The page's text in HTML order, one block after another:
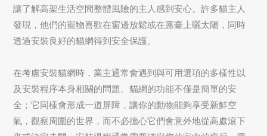
讓了解高架生活空間整體風險的主人感到安心。許多貓主人
發現，他們的寵物喜歡在窗邊放鬆或在露臺上曬太陽，同時
透過安裝良好的貓網得到安全保護。
在考慮安裝貓網時，業主通常會遇到與可用選項的多樣性以
及安裝程序本身相關的問題。貓網的功能不僅是簡單的安
全；它同樣會形成一道屏障，讓你的動物能夠享受新鮮空
氣，觀察周圍的世界，而不必擔心它們會意外地從高處滾下